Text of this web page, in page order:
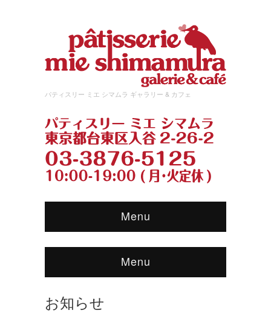
パティスリー ミエ シマムラ ギャラリー & カフェ
Menu
Menu
お知らせ